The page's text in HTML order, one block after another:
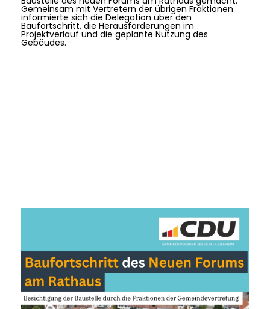
Gemeinsam mit Vertretern der übrigen Fraktionen
informierte sich die Delegation über den
Baufortschritt, die Herausforderungen im
Projektverlauf und die geplante Nutzung des
Gebäudes.